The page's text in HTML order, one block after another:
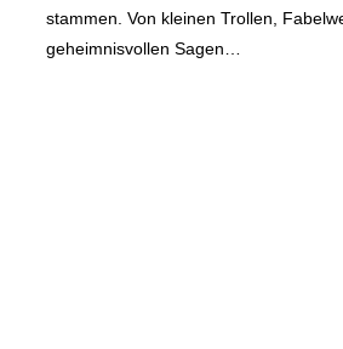
stammen. Von kleinen Trollen,
geheimnisvollen Sagen…